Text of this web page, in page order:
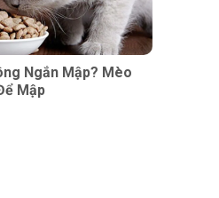
Ngắn Mập? Mèo
Mập